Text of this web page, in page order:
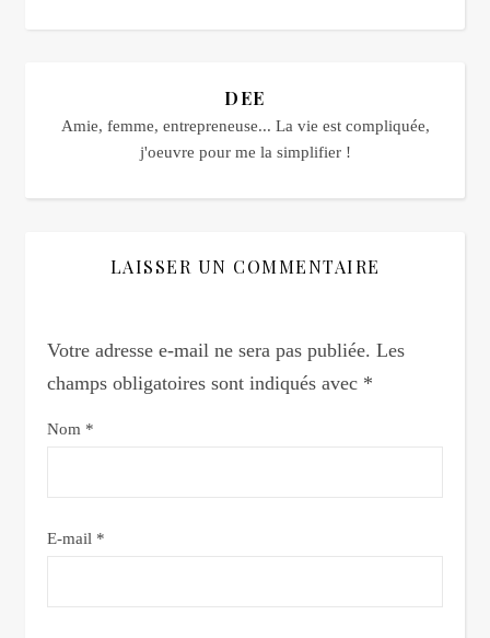
DEE
Amie, femme, entrepreneuse... La vie est compliquée,
j'oeuvre pour me la simplifier !
LAISSER UN COMMENTAIRE
Votre adresse e-mail ne sera pas publiée. Les
champs obligatoires sont indiqués avec *
Nom *
E-mail *